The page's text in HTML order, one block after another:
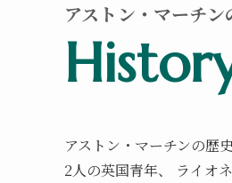
アストン・マーチン
アストン・マーチンの歴
2人の英国青年、 ライオ